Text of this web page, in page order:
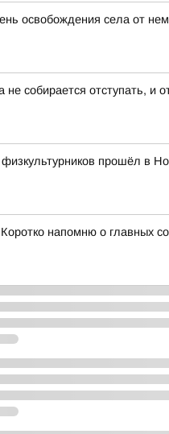
освобождения села от
собирается отступать,
прошёл в
напомню о главных